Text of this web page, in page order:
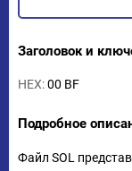
Заголовок и
HEX:00 BF
Подробное
Файл SOL